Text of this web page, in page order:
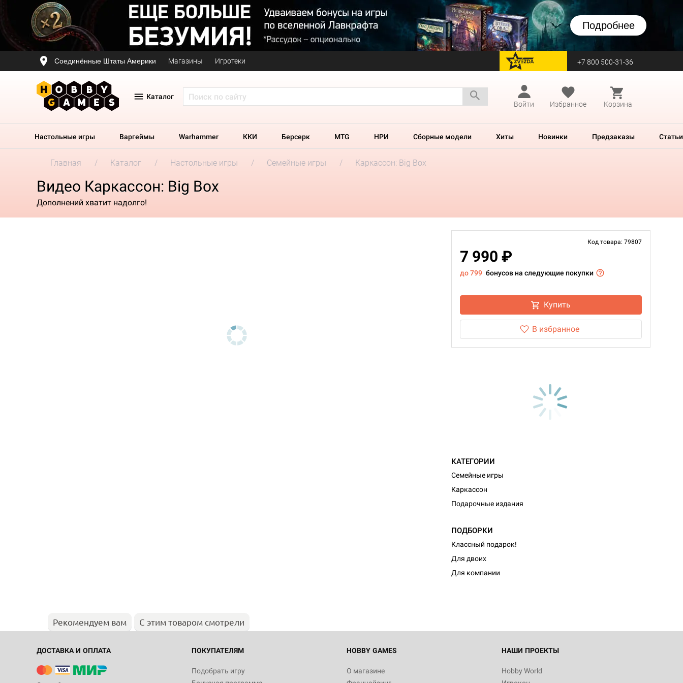
Подробнее
Соединённые Штаты Америки Магазины Игротеки перейти на Zvezda +7 800 500-31-36
Каталог
Войти
Избранное Корзина
Настольные игры Варгеймы Warhammer ККИ Берсерк MTG НРИ Сборные модели Хиты Новинки Предзаказы Статьи
Главная Каталог Настольные игры Семейные игры Каркассон: Big Box
Видео Каркассон: Big Box
Дополнений хватит надолго!
Код товара: 79807
7 990 ₽
до 799 бонусов на следующие покупки
Купить
В избранное
КАТЕГОРИИ
Семейные игры
Каркассон
Подарочные издания
ПОДБОРКИ
Классный подарок!
Для двоих
Для компании
Рекомендуем вам С этим товаром смотрели
ДОСТАВКА И ОПЛАТА ПОКУПАТЕЛЯМ
Подобрать игру
HOBBY GAMES
О магазине
НАШИ ПРОЕКТЫ
Hobby World